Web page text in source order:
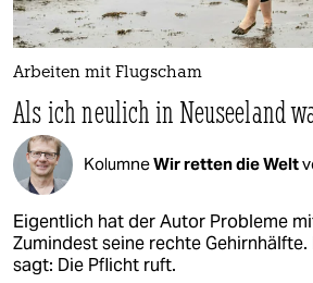
Arbeiten mit Flugscham
Als ich neulich in Neuseeland
KolumneWir retten die Welt
Eigentlich hat der Autor Probleme
Zumindest seine rechte Gehirnhälfte.
sagt: Die Pflicht ruft.